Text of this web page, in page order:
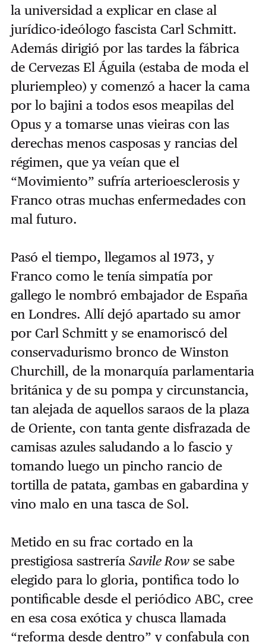
la universidad a explicar en clase al
jurídico-ideólogo fascista Carl Schmitt.
Además dirigió por las tardes la fábrica
de Cervezas El Águila (estaba de moda el
pluriempleo) y comenzó a hacer la cama
por lo bajini a todos esos meapilas del
Opus y a tomarse unas vieiras con las
derechas menos casposas y rancias del
régimen, que ya veían que el
“Movimiento” sufría arterioesclerosis y
Franco otras muchas enfermedades con
mal futuro.
Pasó el tiempo, llegamos al 1973, y
Franco como le tenía simpatía por
gallego le nombró embajador de España
en Londres. Allí dejó apartado su amor
por Carl Schmitt y se enamoriscó del
conservadurismo bronco de Winston
Churchill, de la monarquía parlamentaria
británica y de su pompa y circunstancia,
tan alejada de aquellos saraos de la plaza
de Oriente, con tanta gente disfrazada de
camisas azules saludando a lo fascio y
tomando luego un pincho rancio de
tortilla de patata, gambas en gabardina y
vino malo en una tasca de Sol.
Metido en su frac cortado en la
prestigiosa sastrería Savile Rowse sabe
elegido para lo gloria, pontifica todo lo
pontificable desde el periódico ABC, cree
en esa cosa exótica y chusca llamada
“reforma desde dentro” y confabula con